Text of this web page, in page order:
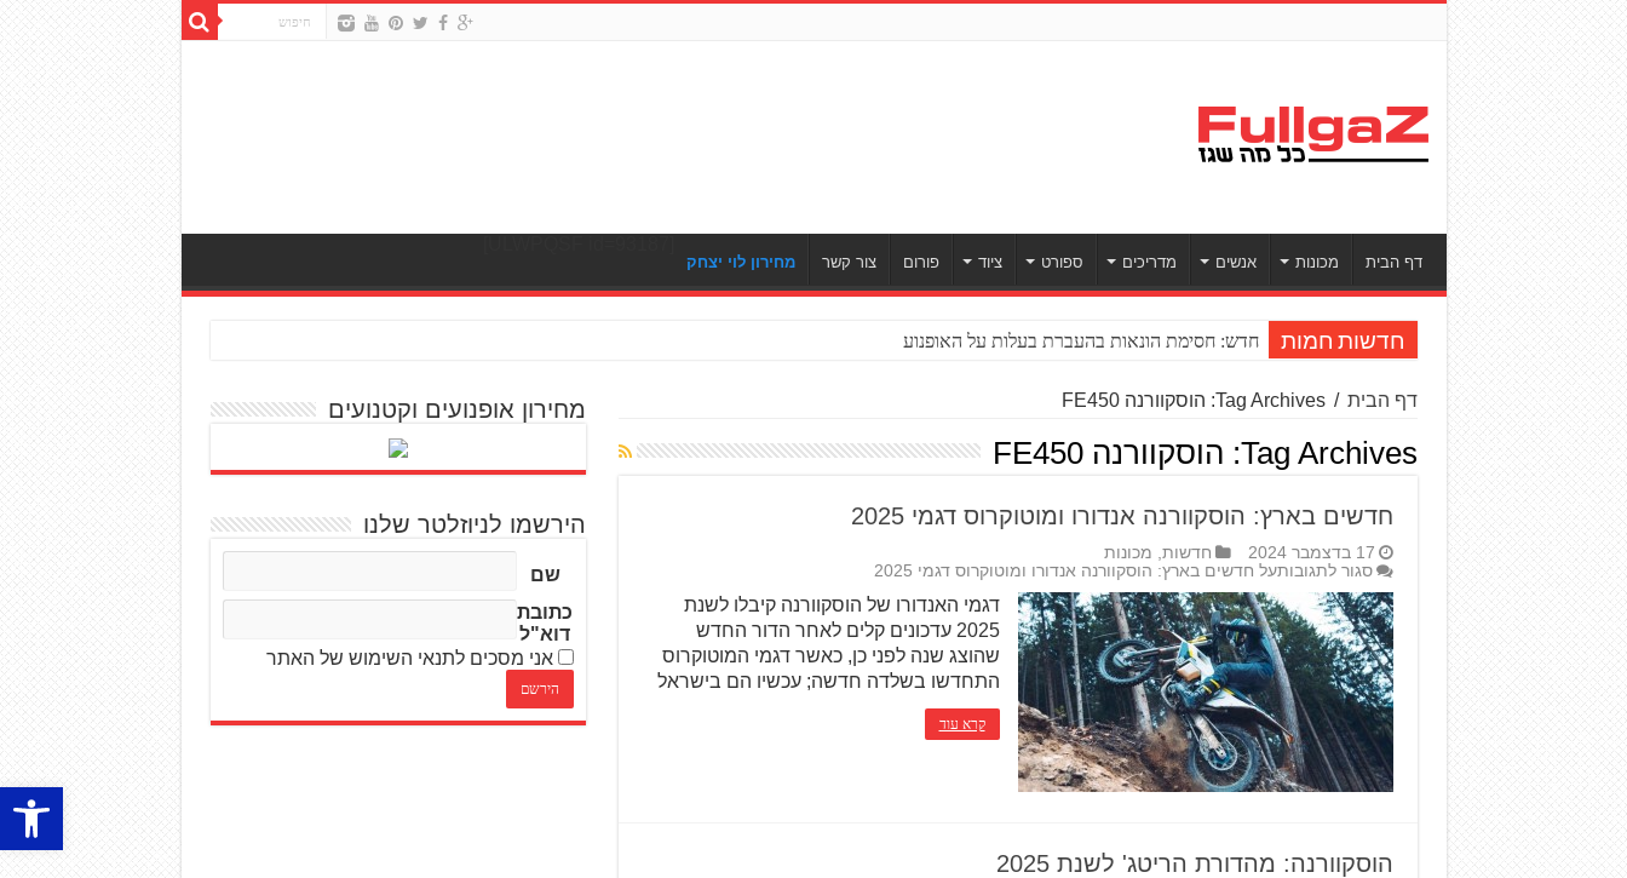
פתח
דף הבית מכונות אנשים מדריכים ספורט ציוד פורום צור קשר מחירון לוי יצחק
חדשות חמות חדש: חסימת הונאות בהעברת בעלות על האופנוע
דף הבית / Tag Archives: הוסקוורנה FE450
Tag Archives: הוסקוורנה FE450
חדשים בארץ: הוסקוורנה אנדורו ומוטוקרוס דגמי 2025
17 בדצמבר 2024 חדשות, מכונות
סגור לתגובותעל חדשים בארץ: הוסקוורנה אנדורו ומוטוקרוס דגמי 2025
דגמי האנדורו של הוסקוורנה קיבלו לשנת
2025 עדכונים קלים לאחר הדור החדש
שהוצג שנה לפני כן, כאשר דגמי המוטוקרוס
התחדשו בשלדה חדשה; עכשיו הם בישראל
קרא עוד
הוסקוורנה: מהדורת הריטג' לשנת 2025
מחירון אופנועים וקטנועים
הירשמו לניוזלטר שלנו
שם
כתובת
דוא"ל
אני מסכים לתנאי השימוש של האתר